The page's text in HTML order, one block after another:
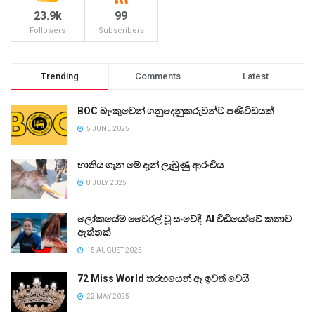
23.9k
Followers
99
Subscribers
Trending Comments Latest
BOC බැංකුවෙන් ගනුදෙනුකරුවන්ට පණිවිඩයක්
5 JUNE 2025
භාතිය ගැන මේ දැන් ලැබුණු ආරංචිය
8 JULY 2025
ලෝකයේම වෛරල් වූ සංවේදී AI වීඩියෝවේ කතාව
ඇත්තක්
15 AUGUST 2025
72 Miss World තරඟයෙන් ඈ ඉවත් වෙයි
22 MAY 2025